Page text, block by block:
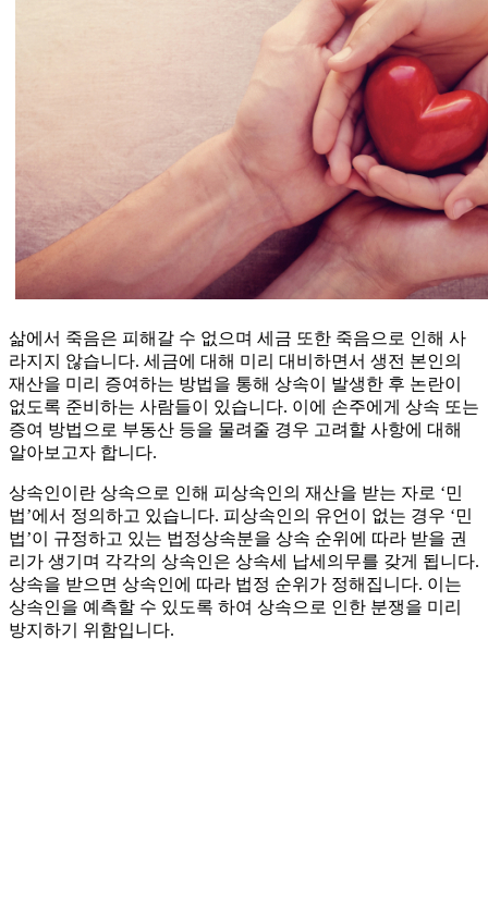
삶에서 죽음은 피해갈 수 없으며 세금 또한 죽음으로 인해 사
라지지 않습니다. 세금에 대해 미리 대비하면서 생전 본인의
재산을 미리 증여하는 방법을 통해 상속이 발생한 후 논란이
없도록 준비하는 사람들이 있습니다. 이에 손주에게 상속 또는
증여 방법으로 부동산 등을 물려줄 경우 고려할 사항에 대해
알아보고자 합니다.
상속인이란 상속으로 인해 피상속인의 재산을 받는 자로 ‘민
법’에서 정의하고 있습니다. 피상속인의 유언이 없는 경우 ‘민
법’이 규정하고 있는 법정상속분을 상속 순위에 따라 받을 권
리가 생기며 각각의 상속인은 상속세 납세의무를 갖게 됩니다.
상속을 받으면 상속인에 따라 법정 순위가 정해집니다. 이는
상속인을 예측할 수 있도록 하여 상속으로 인한 분쟁을 미리
방지하기 위함입니다.